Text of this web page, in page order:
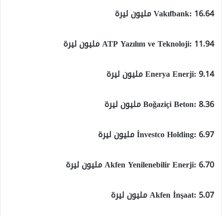
Vakıfbank: 16.64 مليون ليرة
ATP Yazılım ve Teknoloji: 11.94 مليون ليرة
Enerya Enerji: 9.14 مليون ليرة
Boğaziçi Beton: 8.36 مليون ليرة
İnvestco Holding: 6.97 مليون ليرة
Akfen Yenilenebilir Enerji: 6.70 مليون ليرة
Akfen İnşaat: 5.07 مليون ليرة